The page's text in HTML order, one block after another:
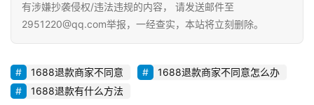
i
察
有涉嫌抄袭侵权/违法违规的内容， 请发送邮件至
2951220@qq.com举报，一经查实，本站将立刻删除。
1688退款商家不同意
1688退款商家不同意怎么办
1688退款有什么方法